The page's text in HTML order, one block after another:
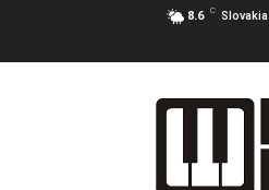
8.6 C Slovakia